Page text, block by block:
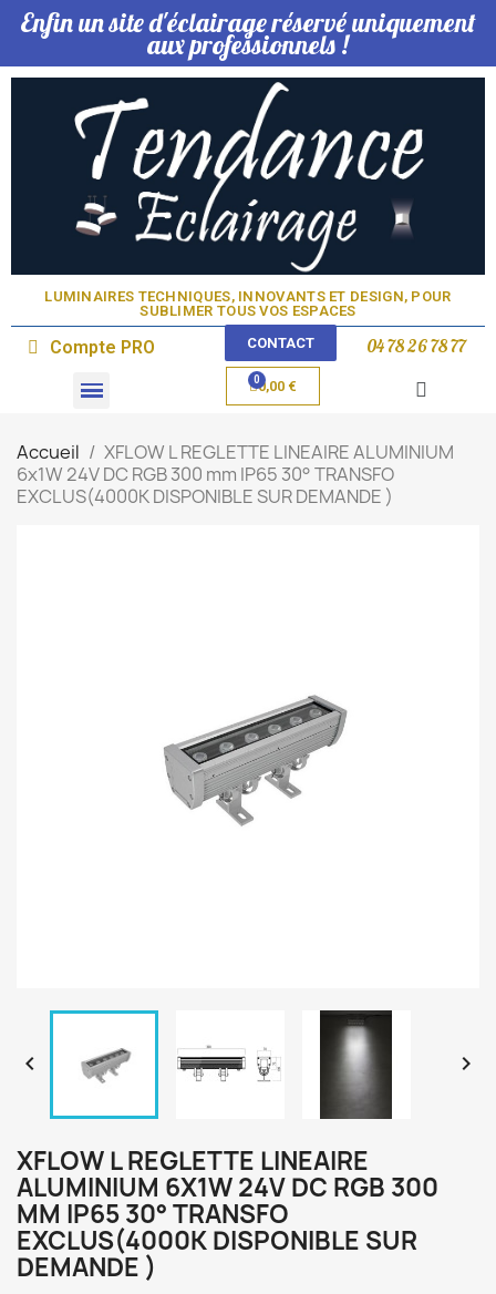
Enfin un site d'éclairage réservé uniquement
aux professionnels !
LUMINAIRES TECHNIQUES, INNOVANTS ET DESIGN, POUR
SUBLIMER TOUS VOS ESPACES​
Compte PRO CONTACT 04 78 26 78 77
0,00 €
Accueil
XFLOW L REGLETTE LINEAIRE ALUMINIUM
6x1W 24V DC RGB 300 mm IP65 30° TRANSFO
EXCLUS(4000K DISPONIBLE SUR DEMANDE )
 
XFLOW L REGLETTE LINEAIRE
ALUMINIUM 6X1W 24V DC RGB 300
MM IP65 30° TRANSFO
EXCLUS(4000K DISPONIBLE SUR
DEMANDE )